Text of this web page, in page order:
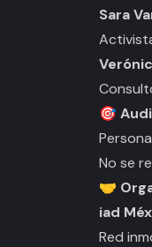
Sara
🎯
No se
🤝
iad
Red